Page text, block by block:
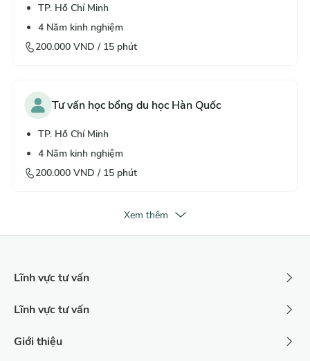
TP. Hồ Chí Minh
4 Năm kinh nghiệm
200.000 VND / 15 phút
Tư vấn học bổng du học Hàn Quốc
TP. Hồ Chí Minh
4 Năm kinh nghiệm
200.000 VND / 15 phút
Xem thêm
Lĩnh vực tư vấn
Lĩnh vực tư vấn
Giới thiệu